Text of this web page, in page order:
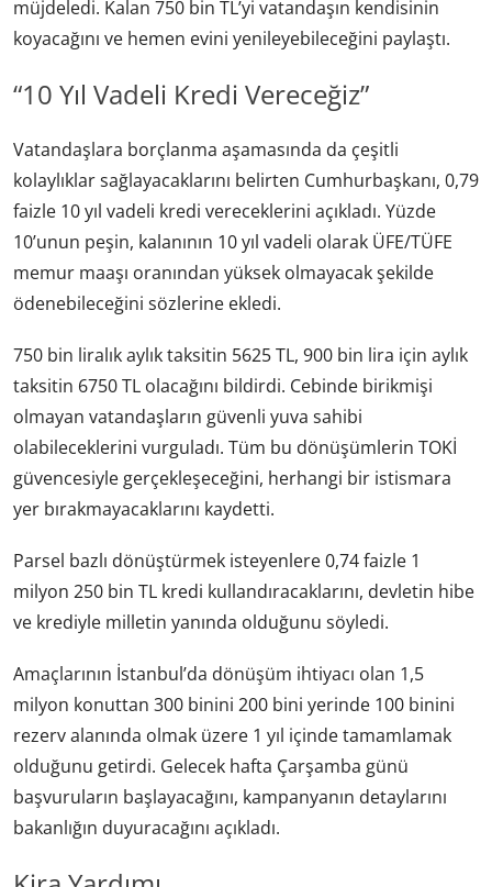
müjdeledi. Kalan 750 bin TL’yi vatandaşın kendisinin
koyacağını ve hemen evini yenileyebileceğini paylaştı.
“10 Yıl Vadeli Kredi Vereceğiz”
Vatandaşlara borçlanma aşamasında da çeşitli
kolaylıklar sağlayacaklarını belirten Cumhurbaşkanı, 0,79
faizle 10 yıl vadeli kredi vereceklerini açıkladı. Yüzde
10’unun peşin, kalanının 10 yıl vadeli olarak ÜFE/TÜFE
memur maaşı oranından yüksek olmayacak şekilde
ödenebileceğini sözlerine ekledi.
750 bin liralık aylık taksitin 5625 TL, 900 bin lira için aylık
taksitin 6750 TL olacağını bildirdi. Cebinde birikmişi
olmayan vatandaşların güvenli yuva sahibi
olabileceklerini vurguladı. Tüm bu dönüşümlerin TOKİ
güvencesiyle gerçekleşeceğini, herhangi bir istismara
yer bırakmayacaklarını kaydetti.
Parsel bazlı dönüştürmek isteyenlere 0,74 faizle 1
milyon 250 bin TL kredi kullandıracaklarını, devletin hibe
ve krediyle milletin yanında olduğunu söyledi.
Amaçlarının İstanbul’da dönüşüm ihtiyacı olan 1,5
milyon konuttan 300 binini 200 bini yerinde 100 binini
rezerv alanında olmak üzere 1 yıl içinde tamamlamak
olduğunu getirdi. Gelecek hafta Çarşamba günü
başvuruların başlayacağını, kampanyanın detaylarını
bakanlığın duyuracağını açıkladı.